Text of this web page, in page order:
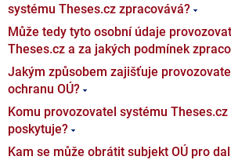
systému Theses.cz zpracovává?
Může tedy tyto osobní údaje
Theses.cz a za jakých podmínek
Jakým způsobem zajišťuje
ochranu OÚ?
Komu provozovatel systému
poskytuje?
Kam se může obrátit subjekt OÚ pro